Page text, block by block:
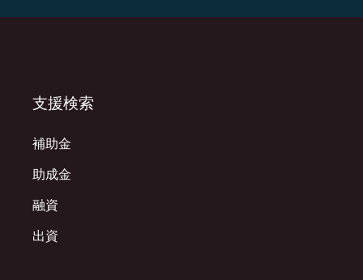
支援検索
補助金
助成金
融資
出資